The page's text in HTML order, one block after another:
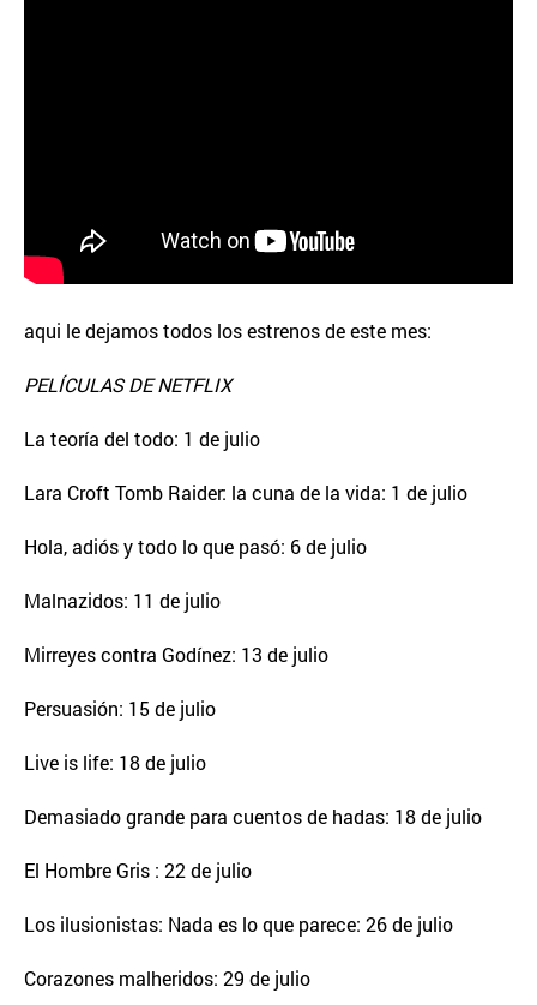
aqui le dejamos todos los estrenos de este mes:
PELÍCULAS DE NETFLIX
La teoría del todo: 1 de julio
Lara Croft Tomb Raider: la cuna de la vida: 1 de julio
Hola, adiós y todo lo que pasó: 6 de julio
Malnazidos: 11 de julio
Mirreyes contra Godínez: 13 de julio
Persuasión: 15 de julio
Live is life: 18 de julio
Demasiado grande para cuentos de hadas: 18 de julio
El Hombre Gris : 22 de julio
Los ilusionistas: Nada es lo que parece: 26 de julio
Corazones malheridos: 29 de julio